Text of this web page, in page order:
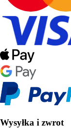
Wysyłka i zwrot